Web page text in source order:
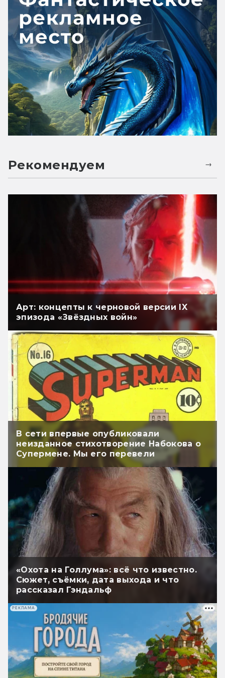
Рекомендуем
Арт: концепты к черновой версии IX
эпизода «Звёздных войн»
В сети впервые опубликовали
неизданное стихотворение Набокова о
Супермене. Мы его перевели
«Охота на Голлума»: всё что известно.
Сюжет, съёмки, дата выхода и что
рассказал Гэндальф
РЕКЛАМА